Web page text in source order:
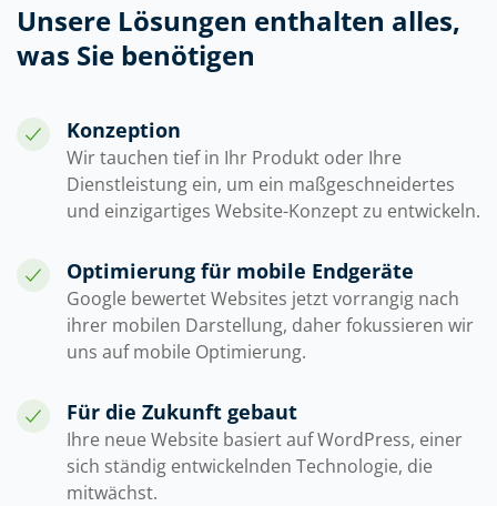
Unsere Lösungen enthalten alles,
was Sie benötigen
Konzeption
Wir tauchen tief in Ihr Produkt oder Ihre
Dienstleistung ein, um ein maßgeschneidertes
und einzigartiges Website-Konzept zu entwickeln.
Optimierung für mobile Endgeräte
Google bewertet Websites jetzt vorrangig nach
ihrer mobilen Darstellung, daher fokussieren wir
uns auf mobile Optimierung.
Für die Zukunft gebaut
Ihre neue Website basiert auf WordPress, einer
sich ständig entwickelnden Technologie, die
mitwächst.